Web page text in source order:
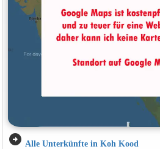
arrow_circle_right Alle Unterkünfte in Koh Kood